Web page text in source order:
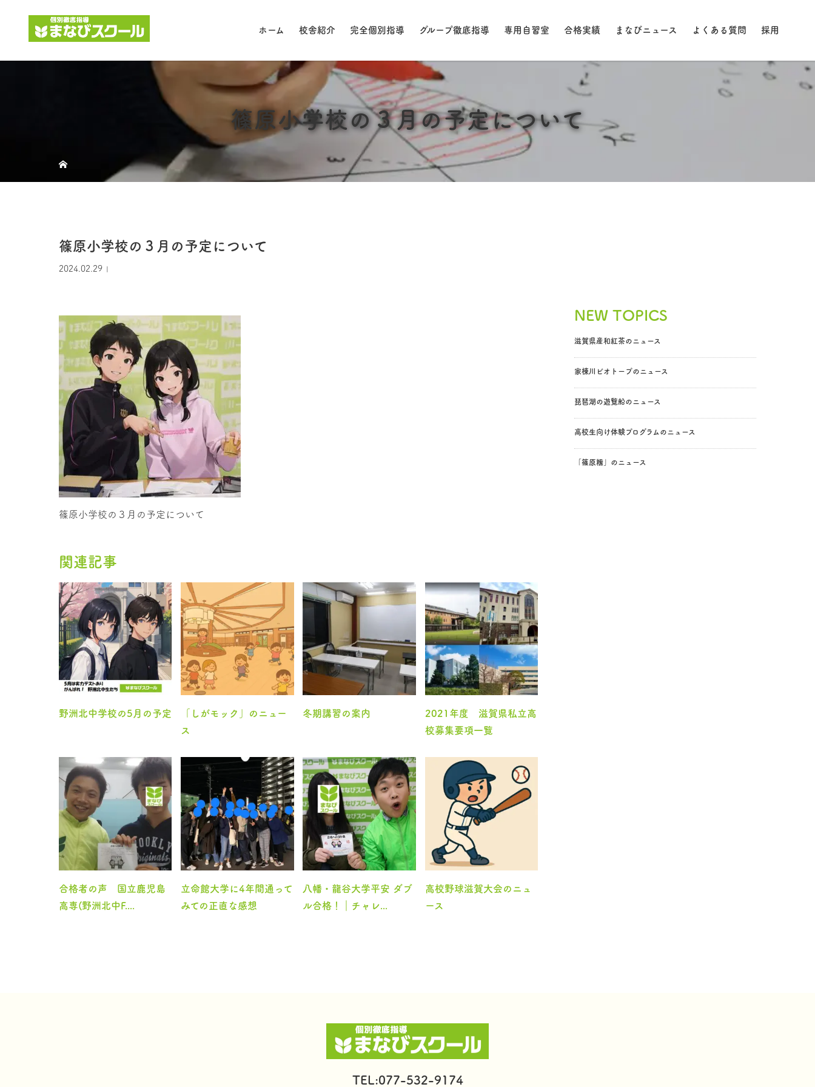
ホーム 校舎紹介 完全個別指導 グループ徹底指導 専用自習室 合格実績 まなびニュース よくある質問 採用
篠原小学校の３月の予定について
篠原小学校の３月の予定について
2024.02.29
篠原小学校の３月の予定について
関連記事
野洲北中学校の5月の予定
「しがモック」のニュー
ス
冬期講習の案内
2021年度 滋賀県私立高
校募集要項一覧
合格者の声 国立鹿児島
高専(野洲北中F....
立命館大学に4年間通って
みての正直な感想
八幡・龍谷大学平安 ダブ
ル合格！｜チャレ...
高校野球滋賀大会のニュ
ース
NEW TOPICS
滋賀県産和紅茶のニュース
家棟川ビオトープのニュース
琵琶湖の遊覧船のニュース
高校生向け体験プログラムのニュース
「篠原糯」のニュース
TEL:077-532-9174